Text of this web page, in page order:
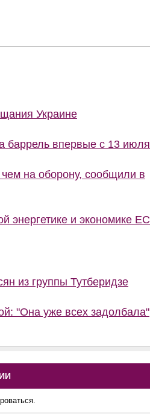
Украине
баррель впервые с 13 июля
на оборону, сообщили в
энергетике и экономике ЕС
из группы Тутберидзе
"Она уже всех задолбала"